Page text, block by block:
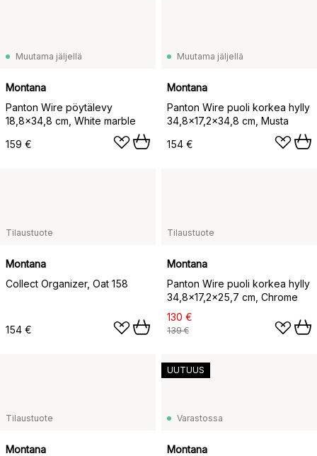
Muutama jäljellä
Montana
Panton Wire pöytälevy
18,8x34,8 cm, White marble
159 €
Muutama jäljellä
Montana
Panton Wire puoli korkea hylly
34,8x17,2x34,8 cm, Musta
154 €
Tilaustuote
Montana
Collect Organizer, Oat 158
154 €
Tilaustuote
Montana
Panton Wire puoli korkea hylly
34,8x17,2x25,7 cm, Chrome
130 €
139 €
Tilaustuote
Montana
Varastossa
Montana
UUTUUS